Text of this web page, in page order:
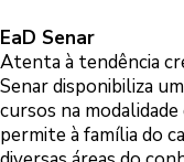
EaD Senar
Atenta à tendência
Senar disponibiliza
cursos na modalidade
permite à família do